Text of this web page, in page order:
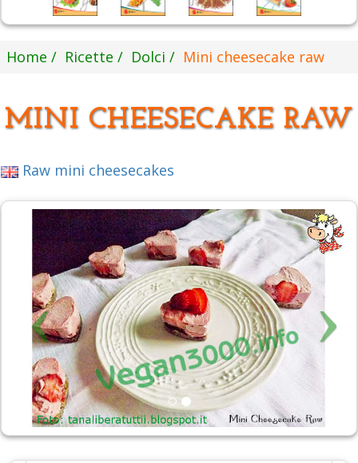
Home Ricette Dolci Mini cheesecake raw
MINI CHEESECAKE RAW
Raw mini cheesecakes